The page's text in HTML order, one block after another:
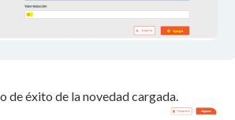
de éxito de la novedad cargada.